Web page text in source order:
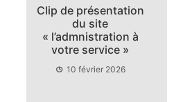
Recrutement des
fonctionnaires
10 février 2026